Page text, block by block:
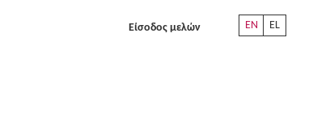
EN EL
Είσοδος μελών